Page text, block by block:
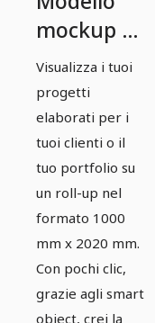
mockup di
Photoshop
per un
roll-up nel
formato
1000mm x
2020mm
Visualizza i tuoi
progetti
elaborati per i
tuoi clienti o il
tuo portfolio su
un roll-up nel
formato 1000
mm x 2020 mm.
Con pochi clic,
grazie agli smart
object, crei la